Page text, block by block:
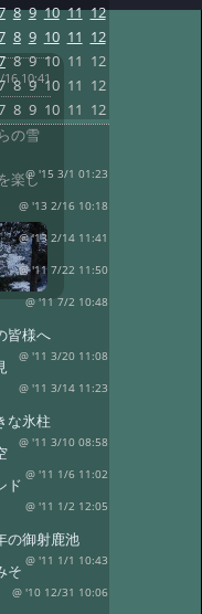
10:41
の雪
楽し
8 9 10 11 12
8 9 10 11 12
8 9 10 11 12
8 9 10 11 12
8 9 10 11 12
@ '15 3/1 01:23
@ '13 2/16 10:18
@ '13 2/14 11:41
@ '11 7/22 11:50
@ '11 7/2 10:48
皆様へ
@ '11 3/20 11:08
@ '11 3/14 11:23
氷柱
@ '11 3/10 08:58
@ '11 1/6 11:02
@ '11 1/2 12:05
御射鹿池
@ '11 1/1 10:43
@ '10 12/31 10:06